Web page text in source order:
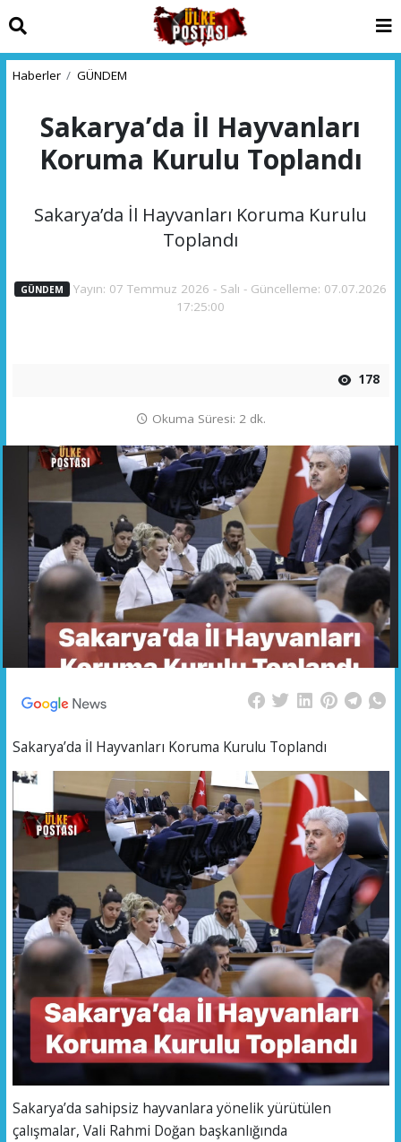
Haberler GÜNDEM
Sakarya’da İl Hayvanları
Koruma Kurulu Toplandı
Sakarya’da İl Hayvanları Koruma Kurulu
Toplandı
GÜNDEM Yayın: 07 Temmuz 2026 - Salı - Güncelleme: 07.07.2026
17:25:00
178
Okuma Süresi: 2 dk.
Sakarya’da İl Hayvanları Koruma Kurulu Toplandı
Sakarya’da sahipsiz hayvanlara yönelik yürütülen
çalışmalar, Vali Rahmi Doğan başkanlığında